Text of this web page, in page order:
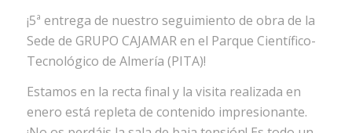
¡5ª entrega de nuestro seguimiento de obra de la
Sede de GRUPO CAJAMAR en el Parque Científico-
Tecnológico de Almería (PITA)!
Estamos en la recta final y la visita realizada en
enero está repleta de contenido impresionante.